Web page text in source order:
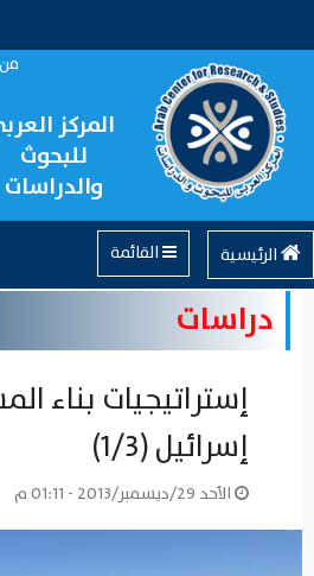
المركز
للبحوث
والدراسات
الرئيسية
دراسات
إستراتيجيات بناء
إسرائيل (1/3)
الأحد 29/ديسمبر/2013 - 01:11 م